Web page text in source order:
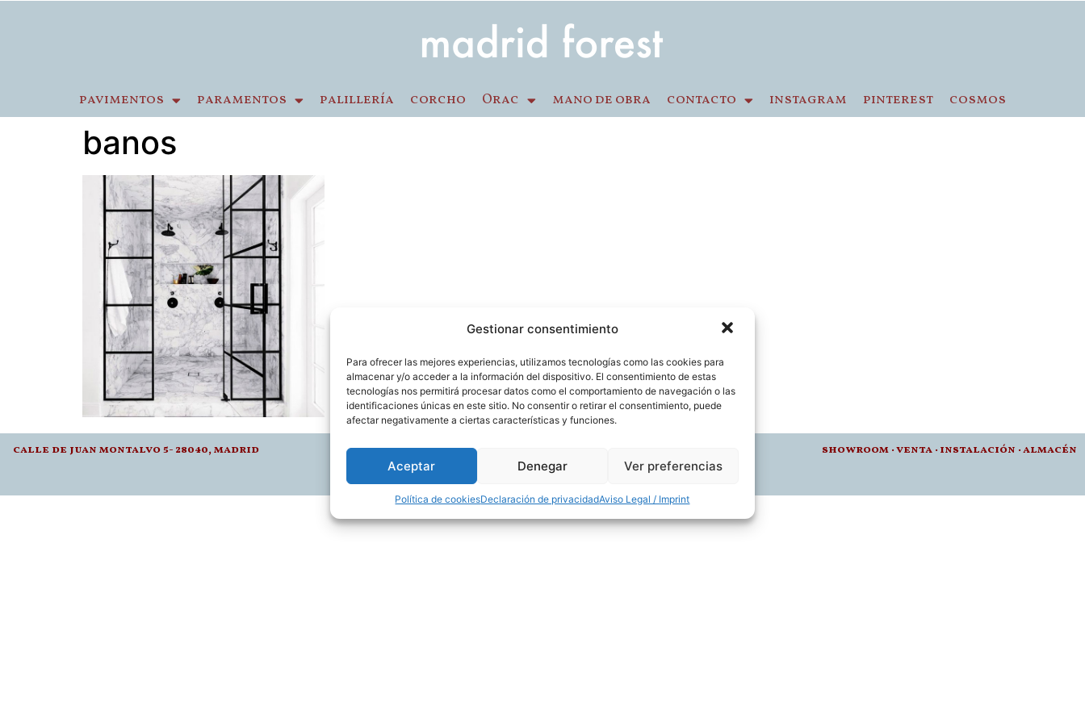
Gestionar consentimiento
Para ofrecer las mejores experiencias, utilizamos tecnologías como las cookies para
almacenar y/o acceder a la información del dispositivo. El consentimiento de estas
tecnologías nos permitirá procesar datos como el comportamiento de navegación o las
identificaciones únicas en este sitio. No consentir o retirar el consentimiento, puede
afectar negativamente a ciertas características y funciones.
Aceptar Denegar Ver preferencias
Política de cookiesDeclaración de privacidadAviso Legal / Imprint
pavimentos paramentos palillería corcho Orac mano de obra contacto instagram pinterest cosmos
banos
calle de juan montalvo 5- 28040, madrid l-v: 8.30-14 / 15-18h
info@madridforest.es
showroom ·venta · instalación · almacén